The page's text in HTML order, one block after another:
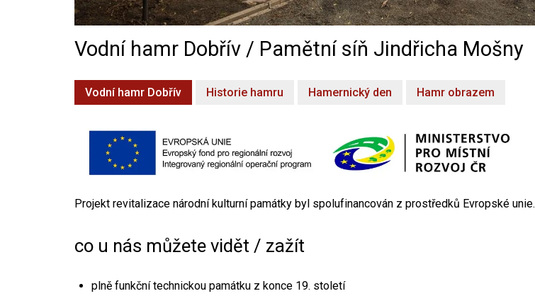
Vodní hamr Dobřív / Pamětní síň Jindřicha Mošny
Vodní hamr Dobřív Historie hamru Hamernický den Hamr obrazem
Projekt revitalizace národní kulturní památky byl spolufinancován z prostředků Evropské unie.
co u nás můžete vidět / zažít
plně funkční technickou památku z konce 19. století